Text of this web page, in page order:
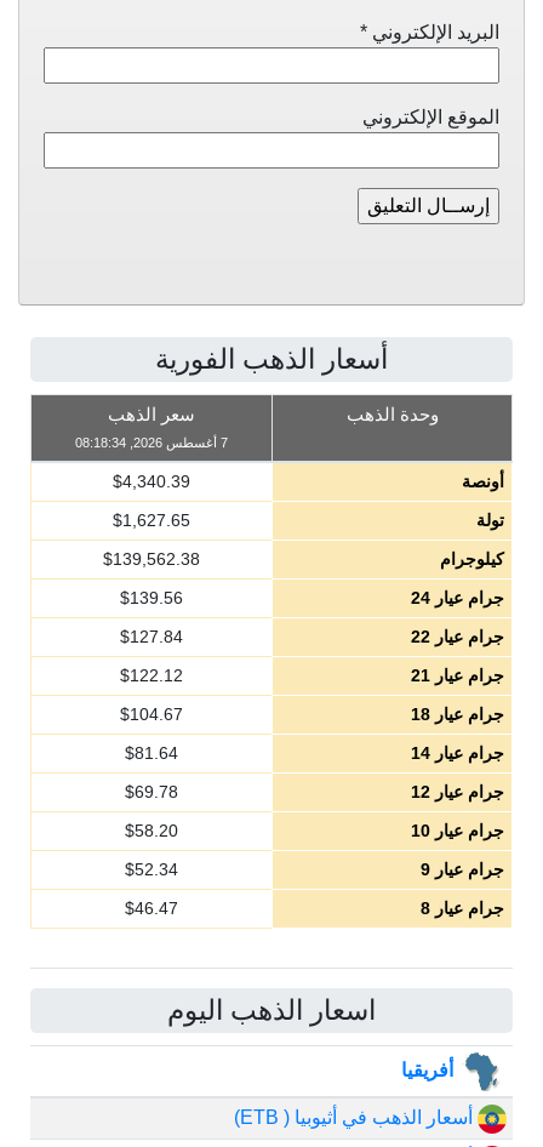
البريد الإلكتروني *
الموقع الإلكتروني
أسعار الذهب الفورية
وحدة الذهب سعر الذهب
7 أغسطس 2026, 08:18:34
أونصة $4,340.39
تولة
$1,627.65
كيلوجرام
$139,562.38
جرام عيار 24
$139.56
جرام عيار 22
$127.84
جرام عيار 21
$122.12
جرام عيار 18
$104.67
جرام عيار 14
$81.64
جرام عيار 12
$69.78
جرام عيار 10
$58.20
جرام عيار 9
$52.34
جرام عيار 8
$46.47
اسعار الذهب اليوم
أفريقيا
أسعار الذهب في أثيوبيا ( ETB)